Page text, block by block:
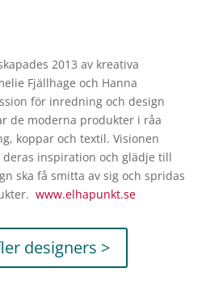
2013 av kreativa
Fjällhage och Hanna
för inredning och design
de moderna produkter i råa
koppar och textil. Visionen
deras inspiration och glädje till
ska få smitta av sig och spridas
www.elhapunkt.se
designers >